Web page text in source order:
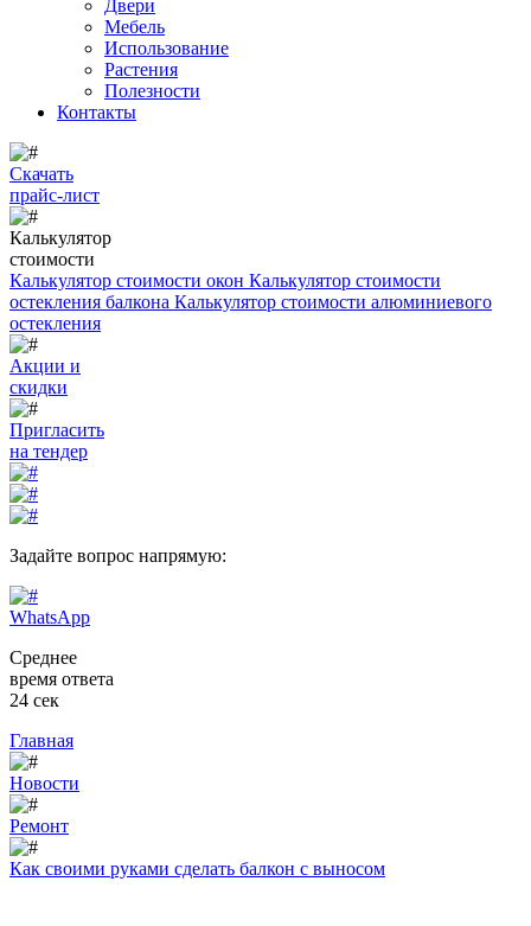
Двери
Мебель
Использование
Растения
Полезности
Контакты
Скачать
прайс-лист
Калькулятор
стоимости
Калькулятор стоимости окон Калькулятор стоимости
остекления балкона Калькулятор стоимости алюминиевого
остекления
Акции и
скидки
Пригласить
на тендер
Задайте вопрос напрямую:
WhatsApp
Среднее
время ответа
24 сек
Главная
Новости
Ремонт
Как своими руками сделать балкон с выносом